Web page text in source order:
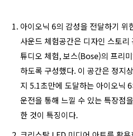
아이오닉 6의 감성을 전달하기
사운드 체험공간은 디자인 스토리
튜디오 체험, 보스(Bose)의 프리
하도록 구성했다. 이 공간은 정지
지 5.1초만에 도달하는 아이오닉
운전을 통해 느낄 수 있는 특장점
한 것이 특징이다.